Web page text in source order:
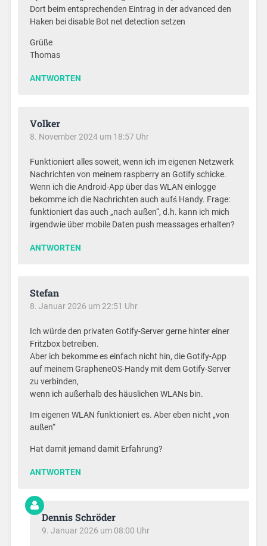
Dort beim entsprechenden Eintrag in der advanced den
Haken bei disable Bot net detection setzen
Grüße
Thomas
ANTWORTEN
Volker
8. November 2024 um 18:57 Uhr
Funktioniert alles soweit, wenn ich im eigenen Netzwerk
Nachrichten von meinem raspberry an Gotify schicke.
Wenn ich die Android-App über das WLAN einlogge
bekomme ich die Nachrichten auch aufś Handy. Frage:
funktioniert das auch „nach außen“, d.h. kann ich mich
irgendwie über mobile Daten push meassages erhalten?
ANTWORTEN
Stefan
8. Januar 2026 um 22:51 Uhr
Ich würde den privaten Gotify-Server gerne hinter einer
Fritzbox betreiben.
Aber ich bekomme es einfach nicht hin, die Gotify-App
auf meinem GrapheneOS-Handy mit dem Gotify-Server
zu verbinden,
wenn ich außerhalb des häuslichen WLANs bin.
Im eigenen WLAN funktioniert es. Aber eben nicht „von
außen“
Hat damit jemand damit Erfahrung?
ANTWORTEN
Dennis Schröder
9. Januar 2026 um 08:00 Uhr